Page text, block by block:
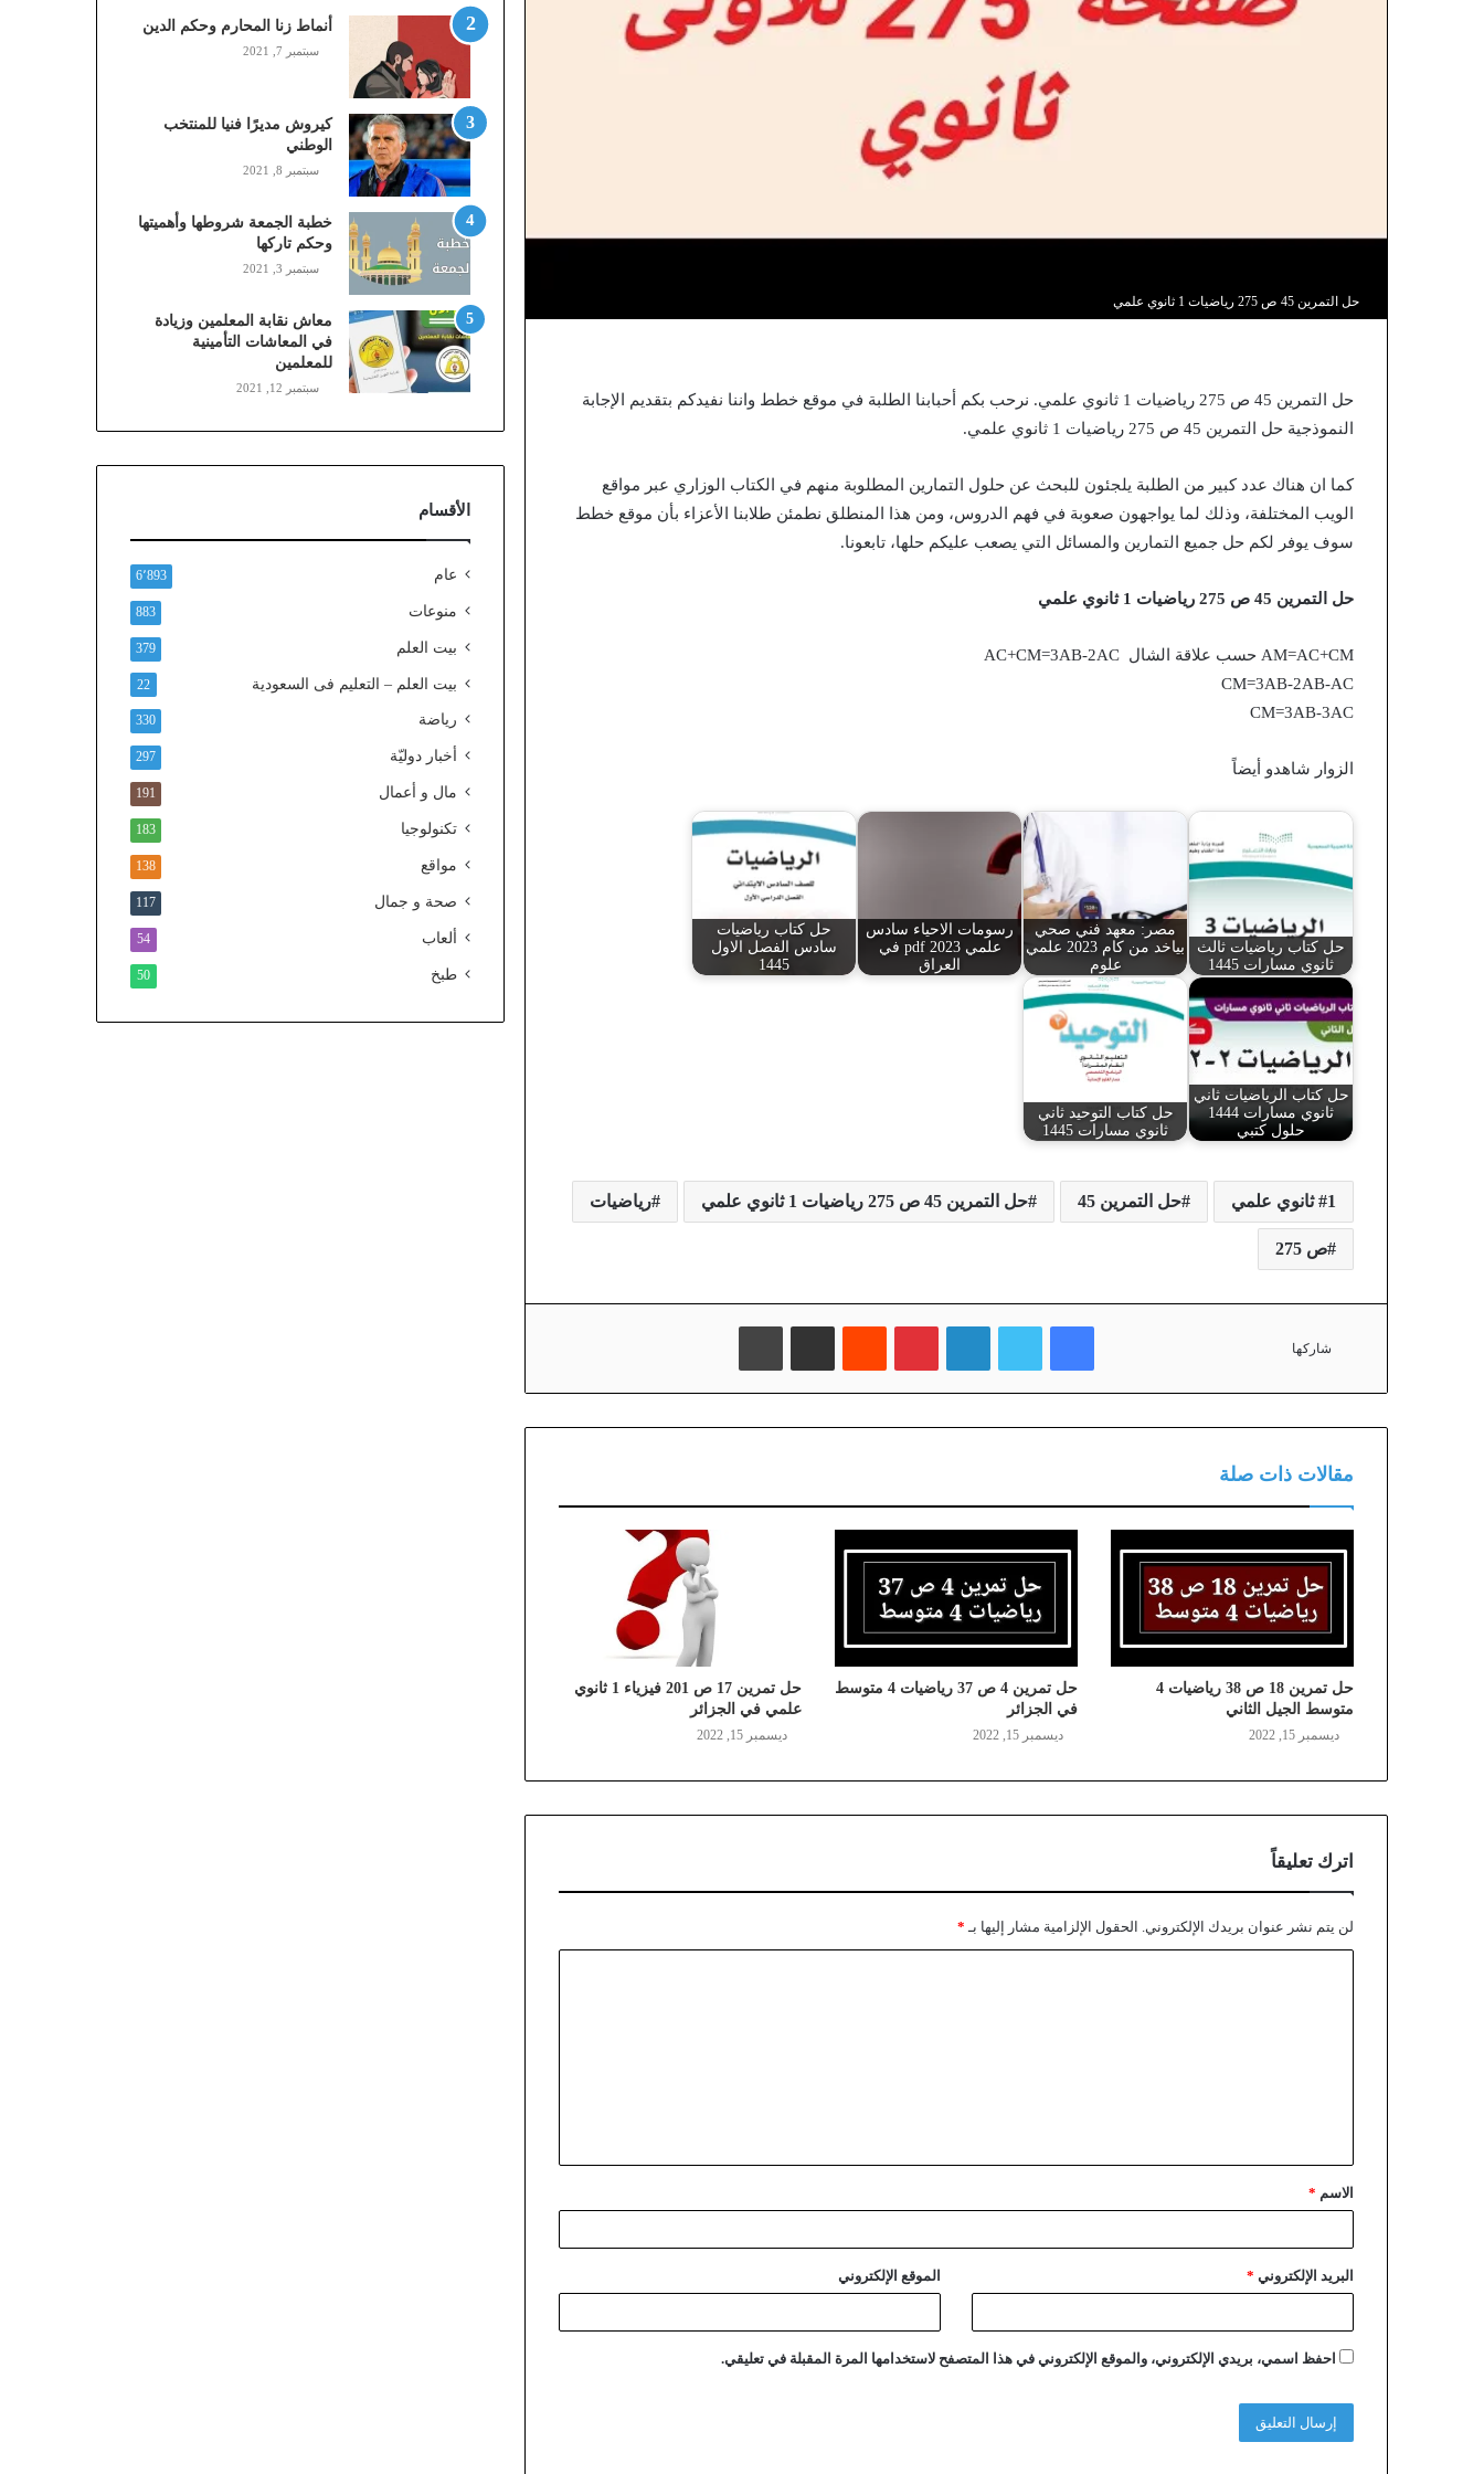
حل التمرين 45 ص 275 رياضيات 1 ثانوي علمي
حل التمرين 45 ص 275 رياضيات 1 ثانوي علمي. نرحب بكم أحبابنا الطلبة في موقع خطط واننا نفيدكم بتقديم الإجابة
النموذجية حل التمرين 45 ص 275 رياضيات 1 ثانوي علمي.
كما ان هناك عدد كبير من الطلبة يلجئون للبحث عن حلول التمارين المطلوبة منهم في الكتاب الوزاري عبر مواقع
الويب المختلفة، وذلك لما يواجهون صعوبة في فهم الدروس، ومن هذا المنطلق نطمئن طلابنا الأعزاء بأن موقع خطط
سوف يوفر لكم حل جميع التمارين والمسائل التي يصعب عليكم حلها، تابعونا.
حل التمرين 45 ص 275 رياضيات 1 ثانوي علمي
AM=AC+CM حسب علاقة الشال AC+CM=3AB-2AC
CM=3AB-2AB-AC
CM=3AB-3AC
الزوار شاهدو أيضاً
حل كتاب رياضيات ثالث
ثانوي مسارات 1445
مصر: معهد فني صحي
بياخد من كام 2023 علمي
علوم
رسومات الاحياء سادس
علمي pdf 2023 في
العراق
حل كتاب رياضيات
سادس الفصل الاول
1445
حل كتاب الرياضيات ثاني
ثانوي مسارات 1444
حلول كتبي
حل كتاب التوحيد ثاني
ثانوي مسارات 1445
1 ثانوي علمي حل التمرين 45 حل التمرين 45 ص 275 رياضيات 1 ثانوي علمي رياضيات
ص 275
شاركها
فيسبوك تويتر لينكدإن بينتيريست مشاركة عبر البريد
مقالات ذات صلة
حل تمرين 18 ص 38 رياضيات 4
متوسط الجيل الثاني
ديسمبر 15, 2022
حل تمرين 4 ص 37 رياضيات 4 متوسط
في الجزائر
ديسمبر 15, 2022
حل تمرين 17 ص 201 فيزياء 1 ثانوي
علمي في الجزائر
ديسمبر 15, 2022
اترك تعليقاً
لن يتم نشر عنوان بريدك الإلكتروني. الحقول الإلزامية مشار إليها بـ *
الاسم *
البريد الإلكتروني * الموقع الإلكتروني
احفظ اسمي، بريدي الإلكتروني، والموقع الإلكتروني في هذا المتصفح لاستخدامها المرة المقبلة في تعليقي.
,
م
ا
ي
ل
ي
،
ز
ي
ن
)
ع
ب
ر
ا
ن
ذ
و
ن
ي
ل
م
ح
أنماط زنا المحارم وحكم الدين
سبتمبر 7, 2021
كيروش مديرًا فنيا للمنتخب
الوطني
سبتمبر 8, 2021
خطبة الجمعة شروطها وأهميتها
وحكم تاركها
سبتمبر 3, 2021
معاش نقابة المعلمين وزيادة
في المعاشات التأمينية
للمعلمين
سبتمبر 12, 2021
الأقسام
عام 6٬893
منوعات 883
بيت العلم 379
بيت العلم – التعليم فى السعودية 22
رياضة 330
أخبار دوليّة 297
مال و أعمال 191
تكنولوجيا 183
مواقع 138
صحة و جمال 117
ألعاب 54
طبخ 50